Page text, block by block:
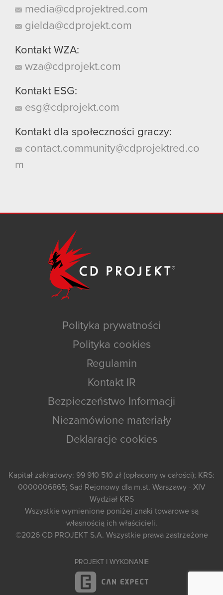
media@cdprojektred.com
gielda@cdprojekt.com
Kontakt WZA:
wza@cdprojekt.com
Kontakt ESG:
esg@cdprojekt.com
Kontakt dla społeczności graczy:
contact.community@cdprojektred.co
m
Polityka prywatności
Polityka cookies
Regulamin
Kontakt IR
Bezpieczeństwo Informacji
Niezamówione materiały
Deklaracje cookies
Kapitał zakładowy: 99 910 510 zł (opłacony w całości); KRS:
0000006865; Sąd Rejonowy dla m.st. Warszawy - XIV
Wydział KRS
Wszystkie wymienione poniżej znaki towarowe są
własnością ich właścicieli.
©2026 CD PROJEKT S.A. Wszystkie prawa zastrzeżone
PROJEKT I WYKONANIE